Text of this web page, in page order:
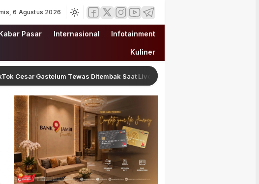
6 Agustus 2026
Pasar Internasional Infotainment
Kuliner
Gastelum Tewas Ditembak Saat Live Streaming di Meksiko, Polisi Selidiki